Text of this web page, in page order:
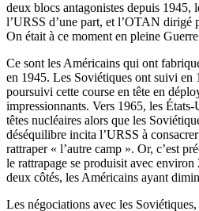
deux blocs antagonistes depuis 1945,
l’URSS d’une part, et l’OTAN dirigé
On était à ce moment en pleine
Ce sont les Américains qui ont
en 1945. Les Soviétiques ont suivi en
poursuivi cette course en tête en
impressionnants. Vers 1965, les
têtes nucléaires alors que les
déséquilibre incita l’URSS à
rattraper « l’autre camp ». Or, c’est
le rattrapage se produisit avec
deux côtés, les Américains ayant
Les négociations avec les